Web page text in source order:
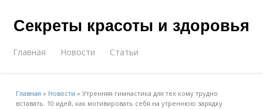
Секреты красоты и здоровья
Главная Новости Статьи
Главная » Новости »Утренняя гимнастика для тех кому трудно
вставать. 10 идей, как мотивировать себя на утреннюю зарядку